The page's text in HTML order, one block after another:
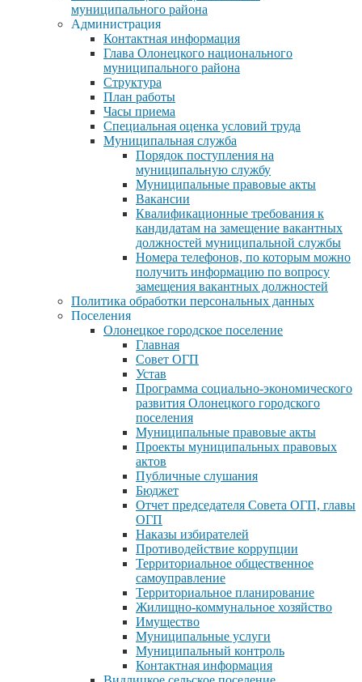
муниципального района
Администрация
Контактная информация
Глава Олонецкого национального
муниципального района
Структура
План работы
Часы приема
Специальная оценка условий труда
Муниципальная служба
Порядок поступления на
муниципальную службу
Муниципальные правовые акты
Вакансии
Квалификационные требования к
кандидатам на замещение вакантных
должностей муниципальной службы
Номера телефонов, по которым можно
получить информацию по вопросу
замещения вакантных должностей
Политика обработки персональных данных
Поселения
Олонецкое городское поселение
Главная
Совет ОГП
Устав
Программа социально-экономического
развития Олонецкого городского
поселения
Муниципальные правовые акты
Проекты муниципальных правовых
актов
Публичные слушания
Бюджет
Отчет председателя Совета ОГП, главы
ОГП
Наказы избирателей
Противодействие коррупции
Территориальное общественное
самоуправление
Территориальное планирование
Жилищно-коммунальное хозяйство
Имущество
Муниципальные услуги
Муниципальный контроль
Контактная информация